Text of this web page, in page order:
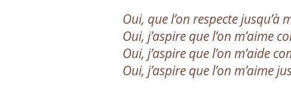
Oui, que l’on respecte
Oui, j’aspire que l’on m’aime
Oui, j’aspire que l’on m’aide
Oui, j’aspire que l’on m’aime